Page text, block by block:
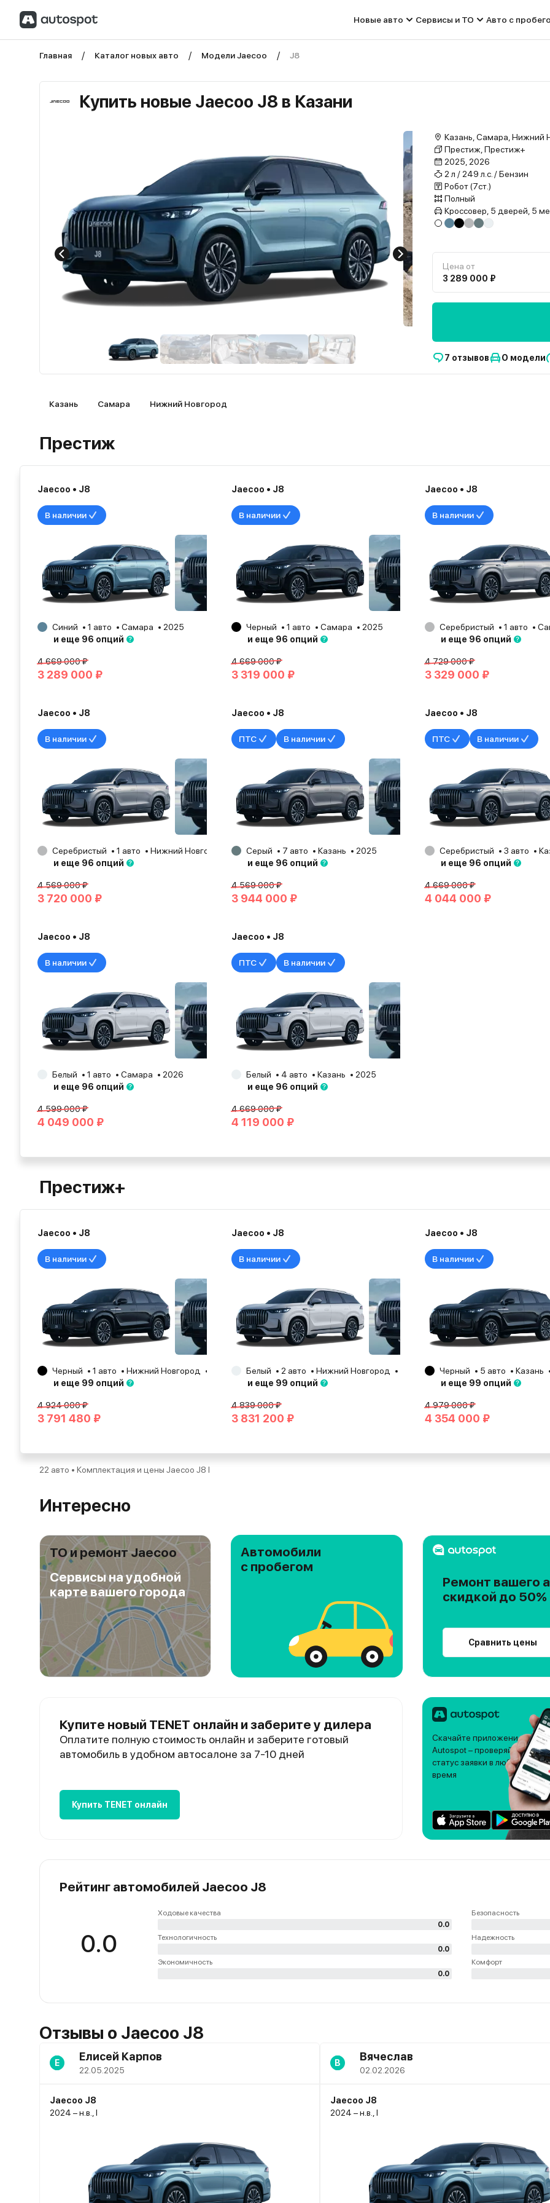
Новые авто Сервисы и ТО Авто с
Главная Каталог новых авто Модели Jaecoo J8
Купить новые Jaecoo J8 в Казани
Казань, Самара, Нижний
Престиж, Престиж+
2025, 2026
2 л / 249 л.с. / Бензин
Робот (7ст.)
Полный
Кроссовер, 5 дверей, 5
Цена от
3 289 000 ₽
7 отзывов О модели
Казань Самара Нижний Новгород
Престиж
Jaecoo • J8
В наличии
Синий 1 авто Самара
2025
и еще 96 опций
4 669 000 ₽
3 289 000 ₽
Jaecoo • J8
В наличии
Черный 1 авто Самара
2025
и еще 96 опций
4 669 000 ₽
3 319 000 ₽
Jaecoo • J8
В наличии
Серебристый 1 авто
и еще 96 опций
4 729 000 ₽
3 329 000 ₽
Jaecoo • J8
В наличии
Серебристый 1 авто Нижний Новгород
2025
и еще 96 опций
4 569 000 ₽
3 720 000 ₽
Jaecoo • J8
ПТС В наличии
Серый 7 авто Казань
2025
и еще 96 опций
4 569 000 ₽
3 944 000 ₽
Jaecoo • J8
ПТС В наличии
Серебристый 3 авто
и еще 96 опций
4 669 000 ₽
4 044 000 ₽
Jaecoo • J8
В наличии
Белый 1 авто Самара
2026
и еще 96 опций
4 599 000 ₽
4 049 000 ₽
Jaecoo • J8
ПТС В наличии
Белый 4 авто Казань
2025
и еще 96 опций
4 669 000 ₽
4 119 000 ₽
Престиж+
Jaecoo • J8
В наличии
Черный 1 авто Нижний Новгород
и еще 99 опций
4 924 000 ₽
3 791 480 ₽
Jaecoo • J8
В наличии
Белый 2 авто Нижний Новгород
и еще 99 опций
4 839 000 ₽
3 831 200 ₽
Jaecoo • J8
В наличии
Черный 5 авто
Казань
и еще 99 опций
4 979 000 ₽
4 354 000 ₽
22 авто • Комплектация и цены Jaecoo J8 I
Интересно
ТО и ремонт Jaecoo
Сервисы на удобной
карте вашего города
Автомобили
с пробегом
Ремонт вашего
скидкой до 50%
Сравнить цены
Купите новый TENET онлайн и заберите у дилера
Оплатите полную стоимость онлайн и заберите готовый
автомобиль в удобном автосалоне за 7-10 дней
Купить TENET онлайн
Скачайте приложение
Autospot – проверяйте
статус заявки в любое
время
Рейтинг автомобилей Jaecoo J8
0.0
Ходовые качества
0.0
Технологичность
0.0
Экономичность
0.0
Безопасность
Надежность
Комфорт
Отзывы о Jaecoo J8
Е Елисей Карпов
22.05.2025
Jaecoo J8
2024 – н.в., I
В Вячеслав
02.02.2026
Jaecoo J8
2024 – н.в., I